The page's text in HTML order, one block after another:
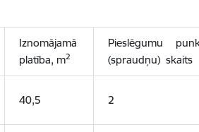
Iznomājamā
platība, m2
Pieslēgumu
(spraudņu) skaits
40,5 2